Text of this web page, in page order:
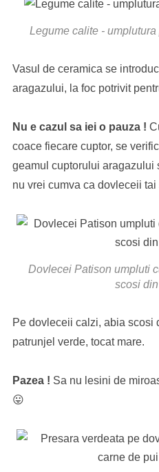
Legume calite -
Vasul de ceramica se
aragazului, la foc potrivit
Nu e cazul sa iei o pauza !
coace fiecare cuptor, se
geamul cuptorului aragazului
nu vrei cumva ca dovleceii
Dovlecei Patison umpluti
scosi
Pe dovleceii calzi, abia scosi
patrunjel verde, tocat mare.
Pazea ! Sa nu lesini de
😛